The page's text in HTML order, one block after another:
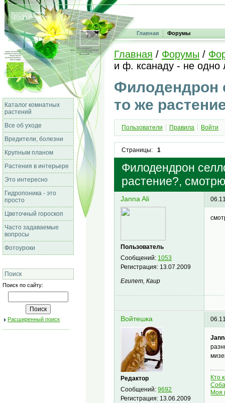
Главная Форумы
Каталог комнатных
растений
Все об уходе
Вредители, болезни
Крупным планом
Растения в интерьере
Это интересно
Гидропоника - это
просто
Цветочный гороскоп
Часто задаваемые
вопросы
Фотоуроки
Поиск
Поиск по сайту:
Расширенный поиск
Главная / Форумы /
и ф. ксанаду - не одно
Филодендрон
то же
Пользователи Правила Войти
Страницы: 1
Филодендрон
растение?,
Janna Ali
Пользователь
Сообщений: 1053
Регистрация: 13.07.2009
Египет, Каир
Войтешка
Редактор
Сообщений:9692
Регистрация: 13.06.2009
Кто
Моя